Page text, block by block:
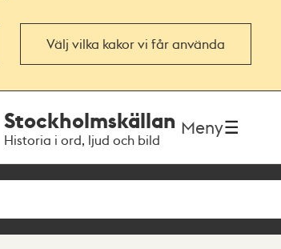
Välj vilka kakor vi får använda
Stockholmskällan
Historia i ord, ljud och bild
Meny